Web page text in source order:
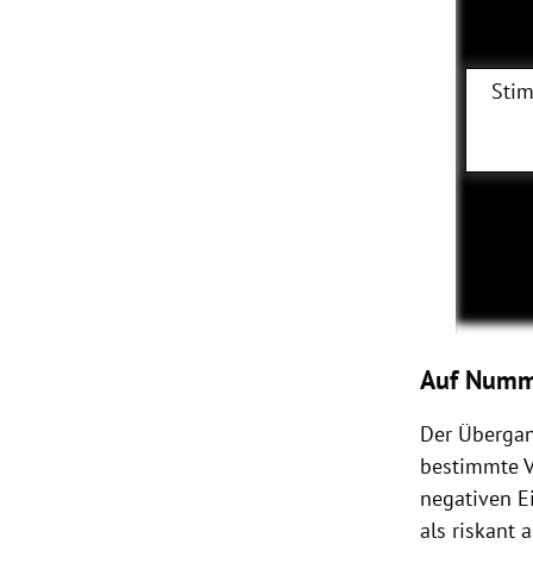
Auf
Der
bestimmte
negativen
als riskant